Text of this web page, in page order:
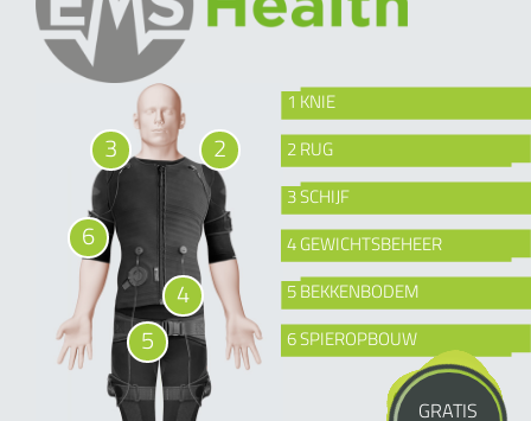
GRATIS
2
3
4
5
6
1 KNIE
2 RUG
3 SCHIJF
4 GEWICHTSBEHEER
5 BEKKENBODEM
6 SPIEROPBOUW